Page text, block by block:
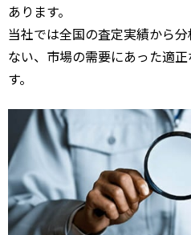
あります。
当社では全国の査定実績から
ない、市場の需要にあった適
す。